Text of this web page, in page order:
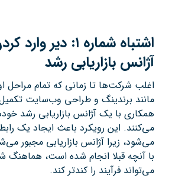
اشتباه شماره ۱: دیر وارد
آژانس بازاریابی رشد
اغلب شرکت‌ها تا زمانی که تمام مراحل
مانند برندینگ و طراحی وب‌سایت تکمیل
همکاری با یک آژانس بازاریابی رشد
می‌کنند. این رویکرد باعث ایجاد یک
می‌شود، زیرا آژانس بازاریابی مجبور
با آنچه قبلا انجام شده است، هماهنگ
می‌تواند فرآیند را کندتر کند.